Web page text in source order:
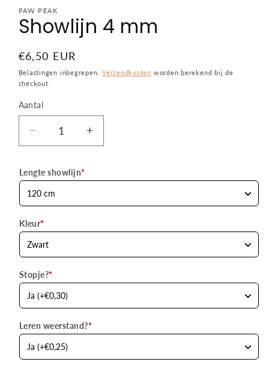
openen
in
modaal
PAW PEAK
Showlijn 4 mm
Normale
prijs
€6,50 EUR
Belastingen inbegrepen. Verzendkosten worden berekend bij de
checkout.
Aantal
Aantal
Aantal
verlagen
Showlijn
4
mm
Aantal
verhogen
Showlijn
mm
Lengte showlijn*
Kleur*
Stopje?*
Leren weerstand?*